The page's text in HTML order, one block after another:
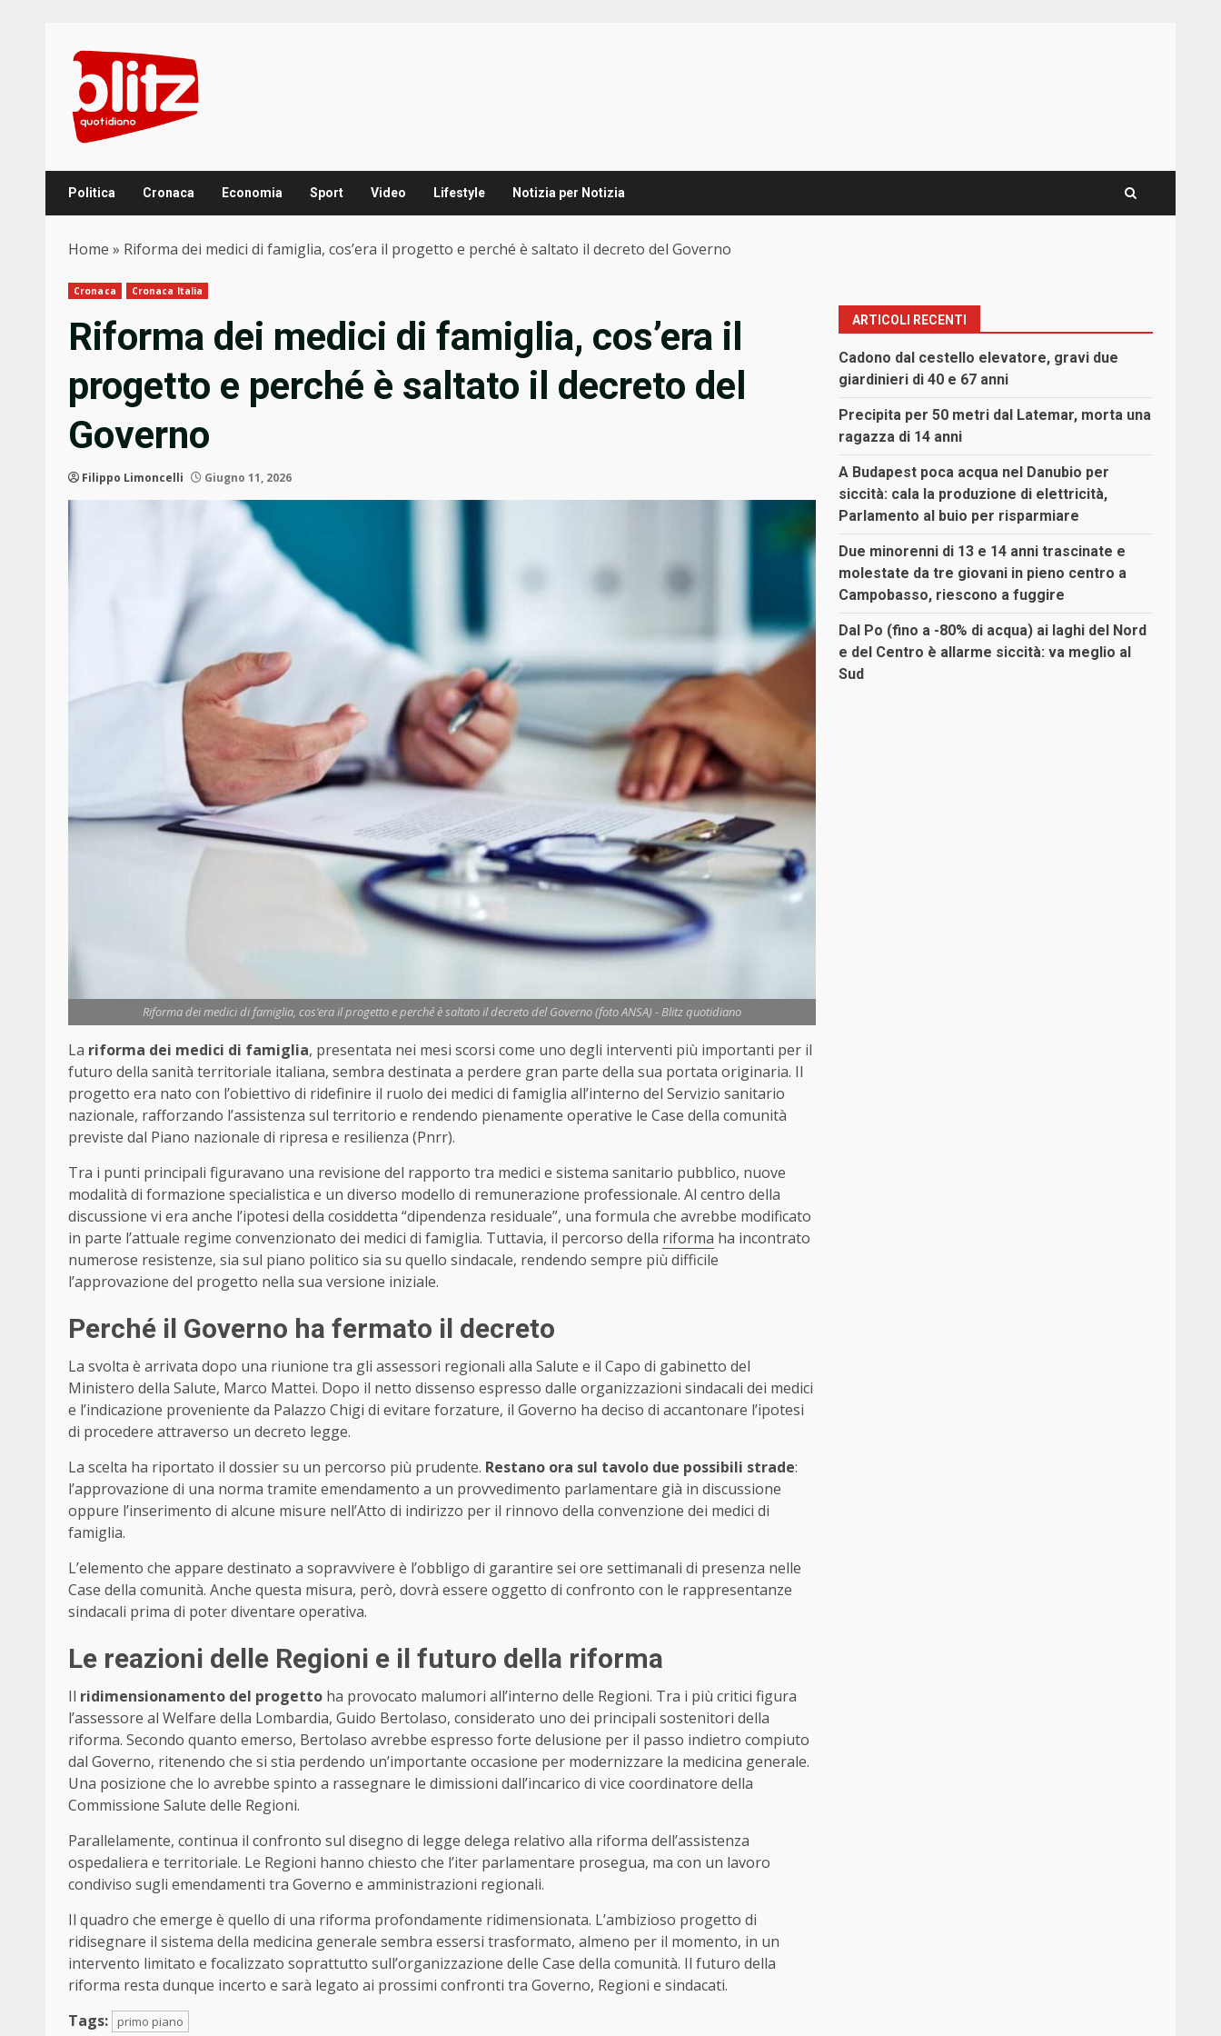
content
Politica Cronaca Economia Sport Video Lifestyle Notizia per Notizia
Home » Riforma dei medici di famiglia, cos’era il progetto e perché è saltato il decreto del Governo
Cronaca Cronaca Italia
Riforma dei medici di famiglia, cos’era il
progetto e perché è saltato il decreto del
Governo
Filippo Limoncelli Giugno 11, 2026
Riforma dei medici di famiglia, cos’era il progetto e perché è saltato il decreto del Governo (foto ANSA) - Blitz quotidiano
La riforma dei medici di famiglia, presentata nei mesi scorsi come uno degli interventi più importanti per il
futuro della sanità territoriale italiana, sembra destinata a perdere gran parte della sua portata originaria. Il
progetto era nato con l’obiettivo di ridefinire il ruolo dei medici di famiglia all’interno del Servizio sanitario
nazionale, rafforzando l’assistenza sul territorio e rendendo pienamente operative le Case della comunità
previste dal Piano nazionale di ripresa e resilienza (Pnrr).
Tra i punti principali figuravano una revisione del rapporto tra medici e sistema sanitario pubblico, nuove
modalità di formazione specialistica e un diverso modello di remunerazione professionale. Al centro della
discussione vi era anche l’ipotesi della cosiddetta “dipendenza residuale”, una formula che avrebbe modificato
in parte l’attuale regime convenzionato dei medici di famiglia. Tuttavia, il percorso della riforma ha incontrato
numerose resistenze, sia sul piano politico sia su quello sindacale, rendendo sempre più difficile
l’approvazione del progetto nella sua versione iniziale.
Perché il Governo ha fermato il decreto
La svolta è arrivata dopo una riunione tra gli assessori regionali alla Salute e il Capo di gabinetto del
Ministero della Salute, Marco Mattei. Dopo il netto dissenso espresso dalle organizzazioni sindacali dei medici
e l’indicazione proveniente da Palazzo Chigi di evitare forzature, il Governo ha deciso di accantonare l’ipotesi
di procedere attraverso un decreto legge.
La scelta ha riportato il dossier su un percorso più prudente. Restano ora sul tavolo due possibili strade:
l’approvazione di una norma tramite emendamento a un provvedimento parlamentare già in discussione
oppure l’inserimento di alcune misure nell’Atto di indirizzo per il rinnovo della convenzione dei medici di
famiglia.
L’elemento che appare destinato a sopravvivere è l’obbligo di garantire sei ore settimanali di presenza nelle
Case della comunità. Anche questa misura, però, dovrà essere oggetto di confronto con le rappresentanze
sindacali prima di poter diventare operativa.
Le reazioni delle Regioni e il futuro della riforma
Il ridimensionamento del progetto ha provocato malumori all’interno delle Regioni. Tra i più critici figura
l’assessore al Welfare della Lombardia, Guido Bertolaso, considerato uno dei principali sostenitori della
riforma. Secondo quanto emerso, Bertolaso avrebbe espresso forte delusione per il passo indietro compiuto
dal Governo, ritenendo che si stia perdendo un’importante occasione per modernizzare la medicina generale.
Una posizione che lo avrebbe spinto a rassegnare le dimissioni dall’incarico di vice coordinatore della
Commissione Salute delle Regioni.
Parallelamente, continua il confronto sul disegno di legge delega relativo alla riforma dell’assistenza
ospedaliera e territoriale. Le Regioni hanno chiesto che l’iter parlamentare prosegua, ma con un lavoro
condiviso sugli emendamenti tra Governo e amministrazioni regionali.
Il quadro che emerge è quello di una riforma profondamente ridimensionata. L’ambizioso progetto di
ridisegnare il sistema della medicina generale sembra essersi trasformato, almeno per il momento, in un
intervento limitato e focalizzato soprattutto sull’organizzazione delle Case della comunità. Il futuro della
riforma resta dunque incerto e sarà legato ai prossimi confronti tra Governo, Regioni e sindacati.
Tags:
primo piano
ARTICOLI RECENTI
Cadono dal cestello elevatore, gravi due
giardinieri di 40 e 67 anni
Precipita per 50 metri dal Latemar, morta una
ragazza di 14 anni
A Budapest poca acqua nel Danubio per
siccità: cala la produzione di elettricità,
Parlamento al buio per risparmiare
Due minorenni di 13 e 14 anni trascinate e
molestate da tre giovani in pieno centro a
Campobasso, riescono a fuggire
Dal Po (fino a -80% di acqua) ai laghi del Nord
e del Centro è allarme siccità: va meglio al
Sud